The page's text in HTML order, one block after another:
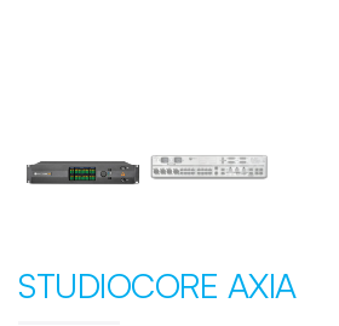
STUDIOCORE AXIA